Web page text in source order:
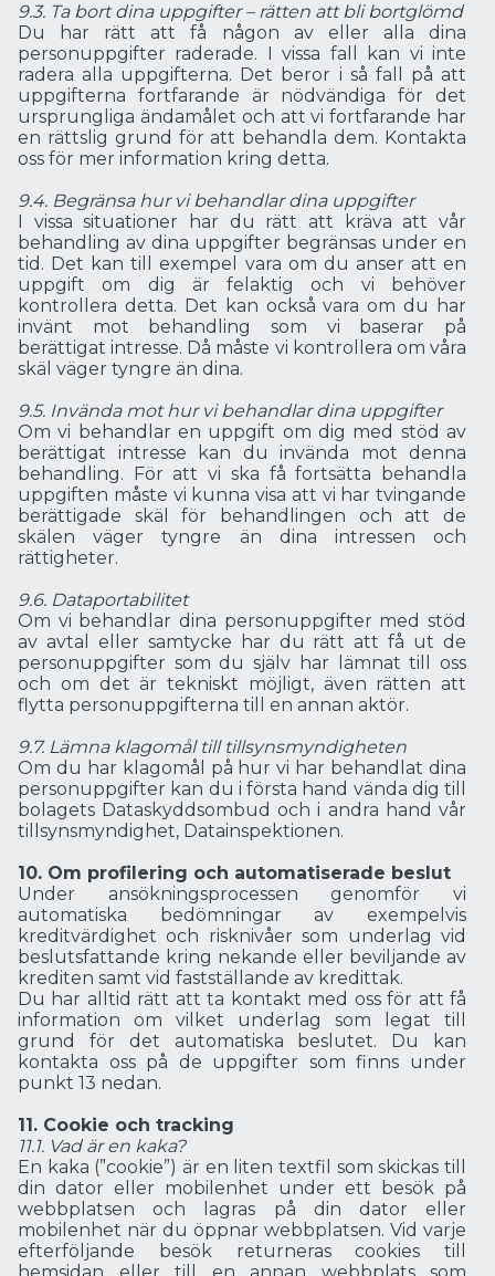
9.3. Ta bort dina uppgifter – rätten att bli bortglömd
Du har rätt att få någon av eller alla dina
personuppgifter raderade. I vissa fall kan vi inte
radera alla uppgifterna. Det beror i så fall på att
uppgifterna fortfarande är nödvändiga för det
ursprungliga ändamålet och att vi fortfarande har
en rättslig grund för att behandla dem. Kontakta
oss för mer information kring detta.
9.4. Begränsa hur vi behandlar dina uppgifter
I vissa situationer har du rätt att kräva att vår
behandling av dina uppgifter begränsas under en
tid. Det kan till exempel vara om du anser att en
uppgift om dig är felaktig och vi behöver
kontrollera detta. Det kan också vara om du har
invänt mot behandling som vi baserar på
berättigat intresse. Då måste vi kontrollera om våra
skäl väger tyngre än dina.
9.5. Invända mot hur vi behandlar dina uppgifter
Om vi behandlar en uppgift om dig med stöd av
berättigat intresse kan du invända mot denna
behandling. För att vi ska få fortsätta behandla
uppgiften måste vi kunna visa att vi har tvingande
berättigade skäl för behandlingen och att de
skälen väger tyngre än dina intressen och
rättigheter.
9.6. Dataportabilitet
Om vi behandlar dina personuppgifter med stöd
av avtal eller samtycke har du rätt att få ut de
personuppgifter som du själv har lämnat till oss
och om det är tekniskt möjligt, även rätten att
flytta personuppgifterna till en annan aktör.
9.7. Lämna klagomål till tillsynsmyndigheten
Om du har klagomål på hur vi har behandlat dina
personuppgifter kan du i första hand vända dig till
bolagets Dataskyddsombud och i andra hand vår
tillsynsmyndighet, Datainspektionen.
10. Om profilering och automatiserade beslut
Under ansökningsprocessen genomför vi
automatiska bedömningar av exempelvis
kreditvärdighet och risknivåer som underlag vid
beslutsfattande kring nekande eller beviljande av
krediten samt vid fastställande av kredittak.
Du har alltid rätt att ta kontakt med oss för att få
information om vilket underlag som legat till
grund för det automatiska beslutet. Du kan
kontakta oss på de uppgifter som finns under
punkt 13 nedan.
11. Cookie och tracking
11.1. Vad är en kaka?
En kaka (”cookie”) är en liten textfil som skickas till
din dator eller mobilenhet under ett besök på
webbplatsen och lagras på din dator eller
mobilenhet när du öppnar webbplatsen. Vid varje
efterföljande besök returneras cookies till